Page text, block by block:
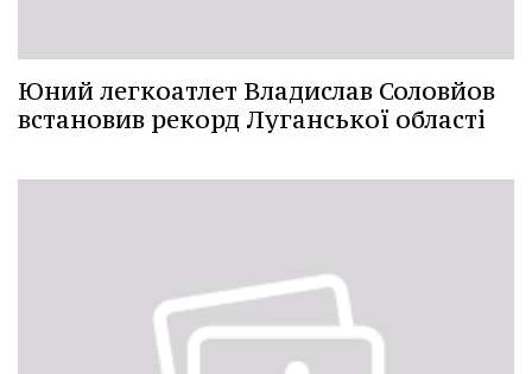
Юний легкоатлет Владислав Соловйов
встановив рекорд Луганської області